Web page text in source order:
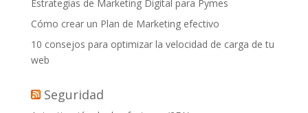
Estrategias de Marketing Digital para Pymes
Cómo crear un Plan de Marketing efectivo
10 consejos para optimizar la velocidad de carga de tu
web
Seguridad